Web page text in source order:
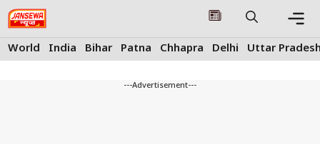
Skip
to
content
World India Bihar Patna Chhapra Delhi Uttar
---Advertisement---